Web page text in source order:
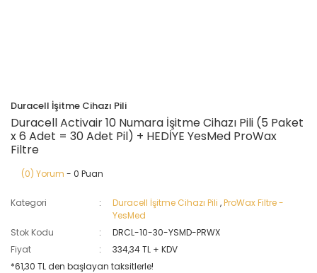
Duracell İşitme Cihazı Pili
Duracell Activair 10 Numara İşitme Cihazı Pili (5 Paket
x 6 Adet = 30 Adet Pil) + HEDİYE YesMed ProWax
Filtre
(0) Yorum - 0 Puan
Kategori Duracell İşitme Cihazı Pili ,ProWax Filtre -
YesMed
Stok Kodu
DRCL-10-30-YSMD-PRWX
Fiyat
334,34 TL + KDV
*61,30 TL den başlayan taksitlerle!